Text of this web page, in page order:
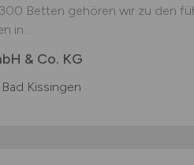
Betten gehören wir zu den
in...
& Co. KG
Bad Kissingen